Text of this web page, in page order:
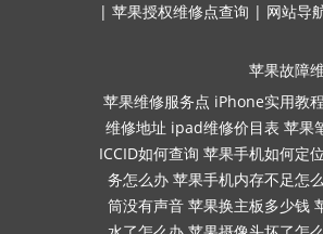
| 苹果授权维修点查询 | 网站导
苹果故障
苹果维修服务点 iPhone实用教程
维修地址 ipad维修价目表 苹果
ICCID如何查询 苹果手机如何定位
务怎么办 苹果手机内存不足怎
筒没有声音 苹果换主板多少钱